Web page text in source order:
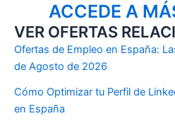
ACCEDE A
VER OFERTAS
Ofertas de Empleo en España:
de Agosto de 2026
Cómo Optimizar tu Perfil de
en España